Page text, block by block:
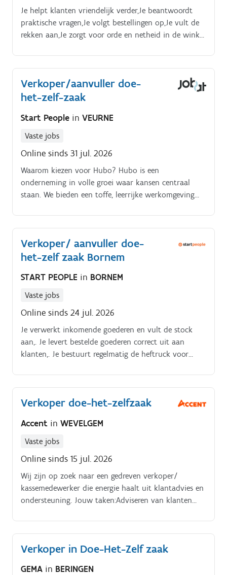
Je helpt klanten vriendelijk verder,Je beantwoordt
praktische vragen,Je volgt bestellingen op,Je vult de
rekken aan,Je zorgt voor orde en netheid in de winkel
in de drive in,Je bent multi inzetbaar.
Verkoper/aanvuller doe-
het-zelf-zaak
Start People in VEURNE
Vaste jobs
Online sinds 31 jul. 2026
Waarom kiezen voor Hubo? Hubo is een
onderneming in volle groei waar kansen centraal
staan. We bieden een toffe, leerrijke werkomgeving
maken. Interesse?
Verkoper/ aanvuller doe-
het-zelf zaak Bornem
START PEOPLE in BORNEM
Vaste jobs
Online sinds 24 jul. 2026
Je verwerkt inkomende goederen en vult de stock
aan,. Je levert bestelde goederen correct uit aan
klanten,. Je bestuurt regelmatig de heftruck voor
Verkoper doe-het-zelfzaak
Accent in WEVELGEM
Vaste jobs
Online sinds 15 jul. 2026
Wij zijn op zoek naar een gedreven verkoper/
kassemedewerker die energie haalt uit klantadvies en
ondersteuning. Jouw taken:Adviseren van klanten
interesse? Solliciteer dan snel!
Verkoper in Doe-Het-Zelf zaak
GEMA in BERINGEN